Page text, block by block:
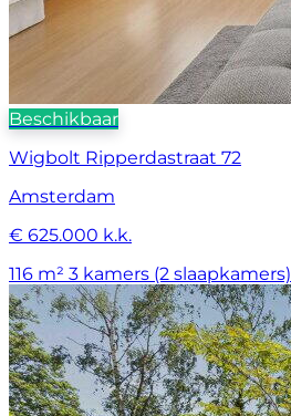
Beschikbaar
Wigbolt Ripperdastraat 72
Amsterdam
€ 625.000 k.k.
116 m² 3 kamers (2 slaapkamers)